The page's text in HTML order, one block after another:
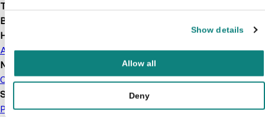
Show details
Allow all
Deny
Taal
Bindwijze
Hoofdauteur
Anne Schneider
Merk
Clavis
Soort boek
PrentenboekVoorleesboek